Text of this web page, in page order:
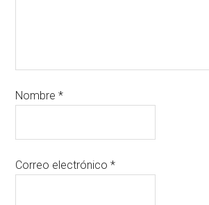
Nombre*
Correo electrónico*